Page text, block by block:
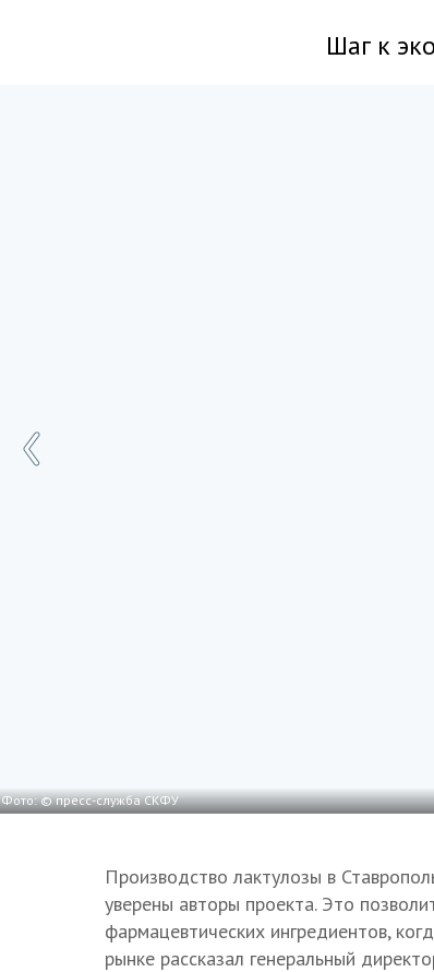
Шаг к
Фото: © пресс-служба СКФУ
Производство лактулозы в
уверены авторы проекта. Это
фармацевтических ингредиентов,
рынке рассказал генеральный